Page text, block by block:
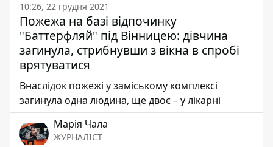
10:26, 22 грудня 2021
Пожежа на базі відпочинку
"Баттерфляй" під Вінницею: дівчина
загинула, стрибнувши з вікна в спробі
врятуватися
Внаслідок пожежі у заміському комплексі
загинула одна людина, ще двоє – у лікарні
Марія Чала
ЖУРНАЛІСТ